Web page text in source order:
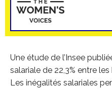
Une étude de l’Insee
salariale de 22,3% entre
Les inégalités salariales